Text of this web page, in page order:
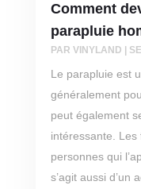
Comment
parapluie
PAR VINYLAND
Le parapluie est
généralement
peut également
intéressante.
personnes qui
s’agit aussi d’un